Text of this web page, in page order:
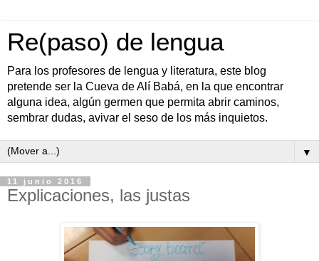
Re(paso) de lengua
Para los profesores de lengua y literatura, este blog
pretende ser la Cueva de Alí Babá, en la que encontrar
alguna idea, algún germen que permita abrir caminos,
sembrar dudas, avivar el seso de los más inquietos.
▼
11 junio 2016
Explicaciones, las justas